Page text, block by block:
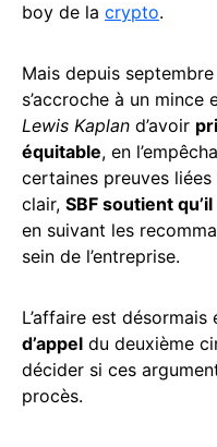
boy de la crypto.
Mais depuis
s’accroche à un mince
Lewis Kaplan d’avoir
équitable, en
certaines preuves liées
clair, SBF soutient
en suivant les
sein de l’entreprise.
L’affaire est
d’appel du deuxième
décider si ces
procès.